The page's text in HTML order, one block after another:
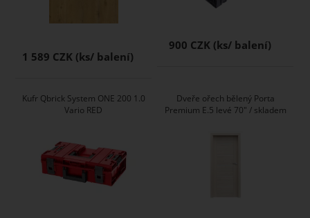
1 589 CZK
900 CZK
Kufr Qbrick System ONE 200 1.0
Vario RED
Dveře ořech bělený Porta
Premium E.5 levé 70" / skladem